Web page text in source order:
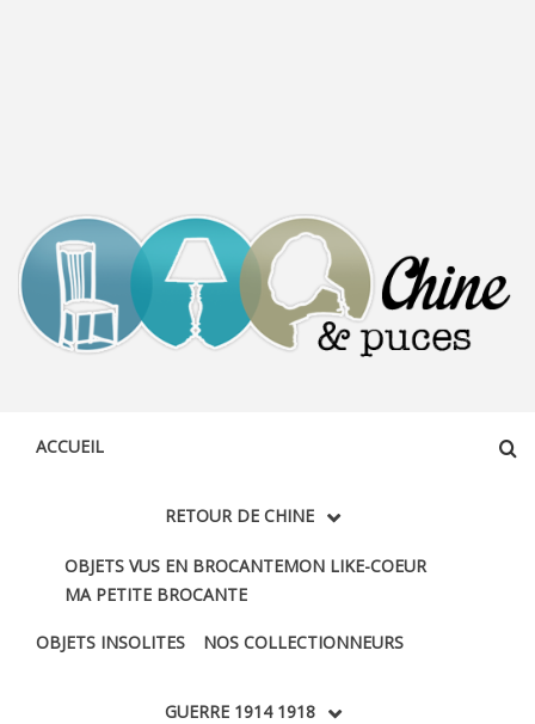
ACCUEIL
RETOUR DE CHINE
OBJETS VUS EN BROCANTEMON LIKE-COEUR
MA PETITE BROCANTE
OBJETS INSOLITES NOS COLLECTIONNEURS
GUERRE 1914 1918